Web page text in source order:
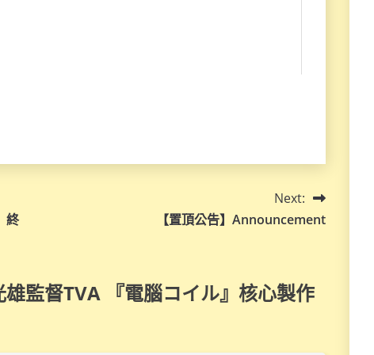
終
Next:
【置頂公告】Announcement
監督TVA 『電腦コイル』核心製作